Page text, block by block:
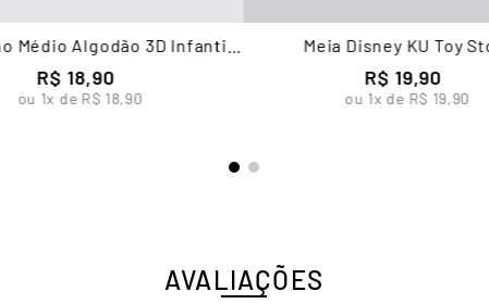
Médio Algodão 3D Infantil
Masculina Lupo
R$ 18,90
ou 1x de R$ 18,90
Meia Disney KU Toy
R$ 19,90
ou 1x de R$ 19,90
AVALIAÇÕES